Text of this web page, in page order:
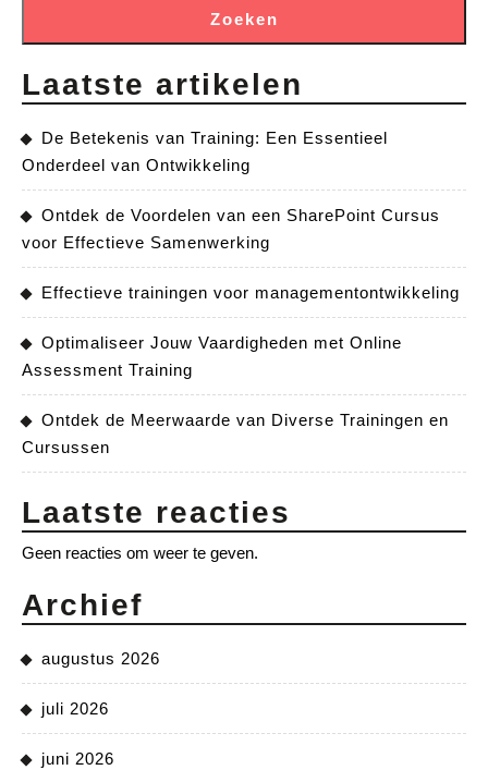
Zoeken
Laatste artikelen
De Betekenis van Training: Een Essentieel
Onderdeel van Ontwikkeling
Ontdek de Voordelen van een SharePoint Cursus
voor Effectieve Samenwerking
Effectieve trainingen voor managementontwikkeling
Optimaliseer Jouw Vaardigheden met Online
Assessment Training
Ontdek de Meerwaarde van Diverse Trainingen en
Cursussen
Laatste reacties
Geen reacties om weer te geven.
Archief
augustus 2026
juli 2026
juni 2026